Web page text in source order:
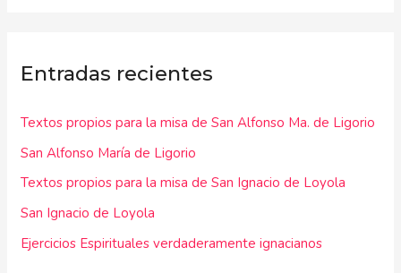
a
p
o
r
:
Entradas recientes
Textos propios para la misa de San Alfonso Ma. de Ligorio
San Alfonso María de Ligorio
Textos propios para la misa de San Ignacio de Loyola
San Ignacio de Loyola
Ejercicios Espirituales verdaderamente ignacianos